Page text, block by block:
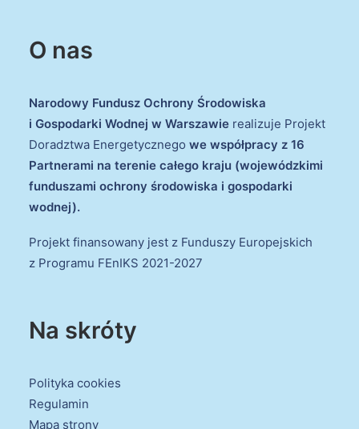
O nas
Narodowy Fundusz Ochrony Środowiska
i Gospodarki Wodnej w Warszawie realizuje Projekt
Doradztwa Energetycznego we współpracy z 16
Partnerami na terenie całego kraju (wojewódzkimi
funduszami ochrony środowiska i gospodarki
wodnej).
Projekt finansowany jest z Funduszy Europejskich
z Programu FEnIKS 2021-2027
Na skróty
Polityka cookies
Regulamin
Mapa strony